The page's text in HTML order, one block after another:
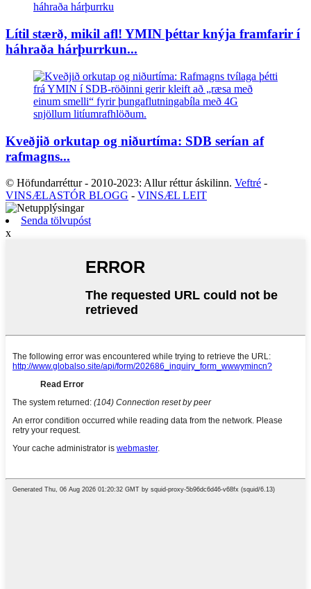
Lítil stærð, mikil afl! YMIN þéttar knýja framfarir í
háhraða hárþurrkun...
Kveðjið orkutap og niðurtíma: SDB serían af
rafmagns...
© Höfundarréttur - 2010-2023: Allur réttur áskilinn. Veftré -
VINSÆLASTÓR BLOGG - VINSÆL LEIT
Senda tölvupóst
x